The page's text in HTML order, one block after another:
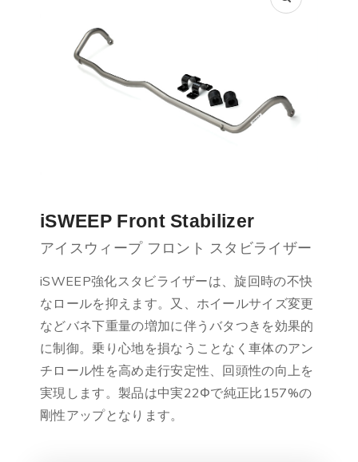
iSWEEP Front Stabilizer
アイスウィープ フロント スタビライザー
iSWEEP強化スタビライザーは、旋回時の不快
なロールを抑えます。又、ホイールサイズ変更
などバネ下重量の増加に伴うバタつきを効果的
に制御。乗り心地を損なうことなく車体のアン
チロール性を高め走行安定性、回頭性の向上を
実現します。製品は中実22Φで純正比157%の
剛性アップとなります。